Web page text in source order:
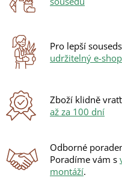
Pro lepší
udržitelný e-shop
Zboží klidně
až za 100 dní
Odborné
Poradíme vám s
montáží.